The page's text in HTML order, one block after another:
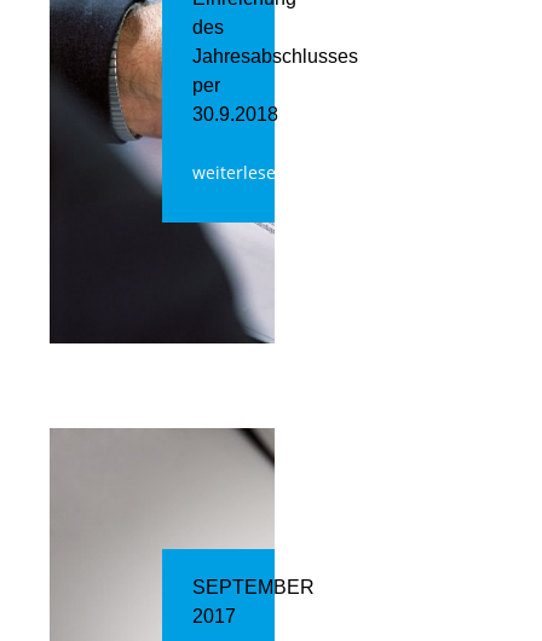
des
Jahresabschlusses
per
30.9.2018
weiterlesen
SEPTEMBER
2017